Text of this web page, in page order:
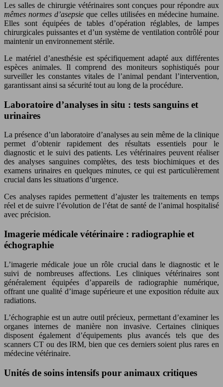
Les salles de chirurgie vétérinaires sont conçues pour répondre aux
mêmes normes d’asepsieque celles utilisées en médecine humaine.
Elles sont équipées de tables d’opération réglables, de lampes
chirurgicales puissantes et d’un système de ventilation contrôlé pour
maintenir un environnement stérile.
Le matériel d’anesthésie est spécifiquement adapté aux différentes
espèces animales. Il comprend des moniteurs sophistiqués pour
surveiller les constantes vitales de l’animal pendant l’intervention,
garantissant ainsi sa sécurité tout au long de la procédure.
Laboratoire d’analyses in situ : tests sanguins et
urinaires
La présence d’un laboratoire d’analyses au sein même de la clinique
permet d’obtenir rapidement des résultats essentiels pour le
diagnostic et le suivi des patients. Les vétérinaires peuvent réaliser
des analyses sanguines complètes, des tests biochimiques et des
examens urinaires en quelques minutes, ce qui est particulièrement
crucial dans les situations d’urgence.
Ces analyses rapides permettent d’ajuster les traitements en temps
réel et de suivre l’évolution de l’état de santé de l’animal hospitalisé
avec précision.
Imagerie médicale vétérinaire : radiographie et
échographie
L’imagerie médicale joue un rôle crucial dans le diagnostic et le
suivi de nombreuses affections. Les cliniques vétérinaires sont
généralement équipées d’appareils de radiographie numérique,
offrant une qualité d’image supérieure et une exposition réduite aux
radiations.
L’échographie est un autre outil précieux, permettant d’examiner les
organes internes de manière non invasive. Certaines cliniques
disposent également d’équipements plus avancés tels que des
scanners CT ou des IRM, bien que ces derniers soient plus rares en
médecine vétérinaire.
Unités de soins intensifs pour animaux critiques